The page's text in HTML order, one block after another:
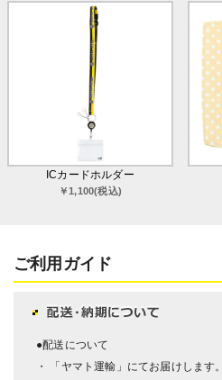
ICカードホルダー
￥1,100(税込)
ご利用ガイド
●配送について
・ 「ヤマト運輸」にてお届けします。